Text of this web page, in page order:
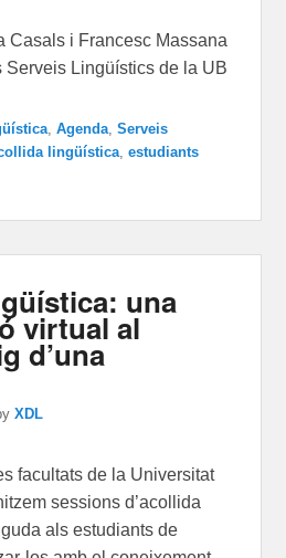
Casals i Francesc Massana
Serveis Lingüístics de la UB
,Agenda ,Serveis
lingüística ,estudiants
una
virtual al
d’una
XDL
facultats de la Universitat
sessions d’acollida
als estudiants de